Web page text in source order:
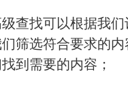
找可以根据我们
筛选符合要求的
到需要的内容；